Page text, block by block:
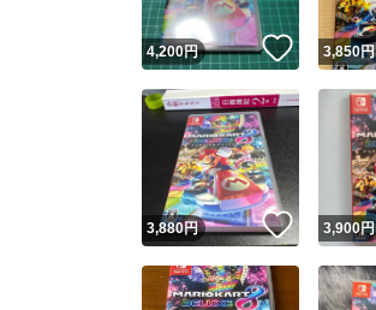
4,200円 いいね！
3,850円
3,880円 いいね！
3,900円